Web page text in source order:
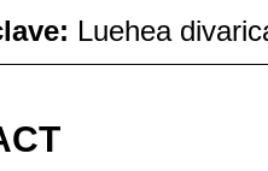
Luehea